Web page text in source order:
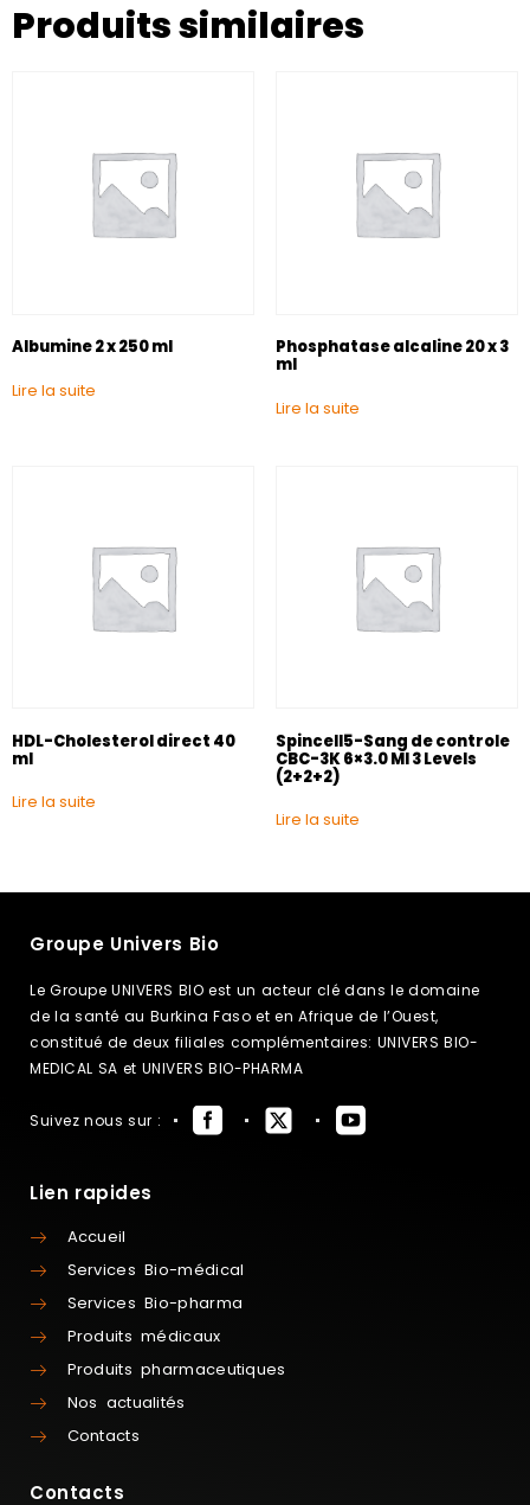
Produits similaires
Albumine 2 x 250 ml
Lire la suite
Phosphatase alcaline 20 x 3
ml
Lire la suite
HDL-Cholesterol direct 40
ml
Lire la suite
Spincell5-Sang de controle
CBC-3K 6×3.0 Ml 3 Levels
(2+2+2)
Lire la suite
Groupe Univers Bio
Le Groupe UNIVERS BIO est un acteur clé dans le domaine
de la santé au Burkina Faso et en Afrique de l’Ouest,
constitué de deux filiales complémentaires: UNIVERS BIO-
MEDICAL SA et UNIVERS BIO-PHARMA
Suivez nous sur :
Lien rapides
Accueil
Services Bio-médical
Services Bio-pharma
Produits médicaux
Produits pharmaceutiques
Nos actualités
Contacts
Contacts